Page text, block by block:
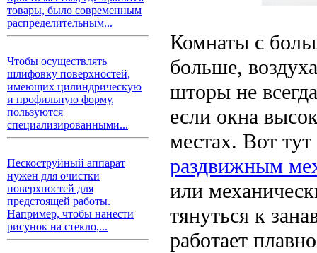
товары, было современным
распределительным...
Чтобы осуществлять
шлифовку поверхностей,
имеющих цилиндрическую
и профильную форму,
пользуются
специализированными...
Пескоструйный аппарат
нужен для очистки
поверхностей для
предстоящей работы.
Например, чтобы нанести
рисунок на стекло,...
Комнаты с
больше,
шторы не
если окна
местах. Вот
раздвижным
или
тянуться к
работает